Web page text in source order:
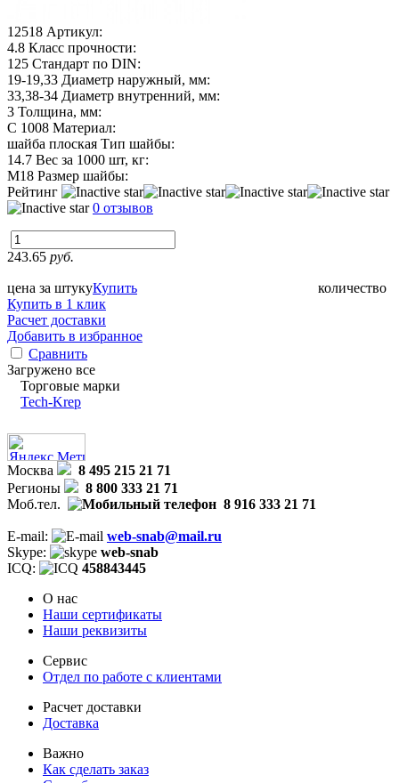
12518 Артикул:
4.8 Класс прочности:
125 Стандарт по DIN:
19-19,33 Диаметр наружный, мм:
33,38-34 Диаметр внутренний, мм:
3 Толщина, мм:
C 1008 Материал:
шайба плоская Тип шайбы:
14.7 Вес за 1000 шт, кг:
М18 Размер шайбы:
Рейтинг
0 отзывов
243.65 руб.
цена за штуку количество
Купить
Купить в 1 клик
Расчет доставки
Добавить в избранное
Сравнить
Загружено все
Торговые марки
Tech-Krep
Москва
8 495 215 21 71
Регионы
8 800 333 21 71
Моб.тел.
8 916 333 21 71
E-mail:
web-snab@mail.ru
Skype:
web-snab
ICQ:
458843445
О нас
Наши сертификаты
Наши реквизиты
Сервис
Отдел по работе с клиентами
Расчет доставки
Доставка
Важно
Как сделать заказ